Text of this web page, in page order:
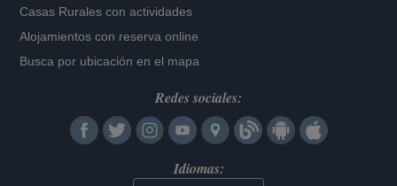
Casas Rurales con actividades
Alojamientos con reserva online
Busca por ubicación en el mapa
Redes sociales:
Idiomas: